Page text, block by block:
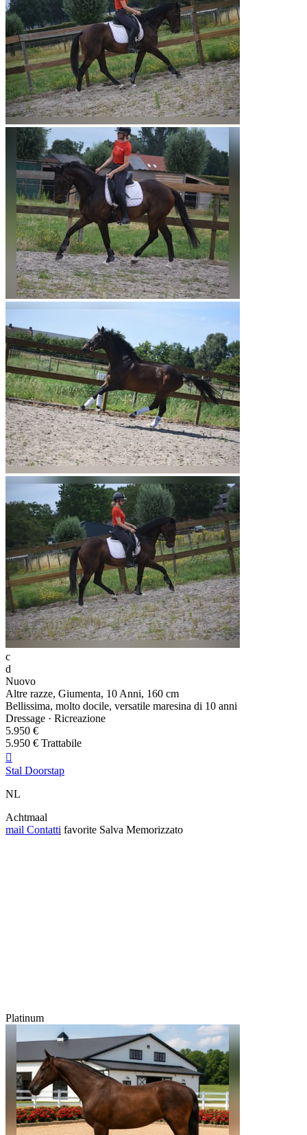
c
d
Nuovo
Altre razze, Giumenta, 10 Anni, 160 cm
Bellissima, molto docile, versatile maresina di 10 anni
Dressage · Ricreazione
5.950 €
5.950 € Trattabile

Stal Doorstap
NL
Achtmaal
mail Contatti favorite Salva Memorizzato
Platinum